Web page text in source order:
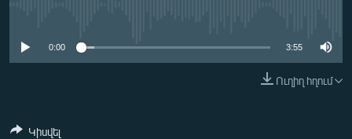
ՄՇԱԿՈՒՅԹ
ՏՏ ԵՒ ԻՆՏԵՐՆԵՏ
0:00 3:55
Ուղիղ հղում
Կիսվել